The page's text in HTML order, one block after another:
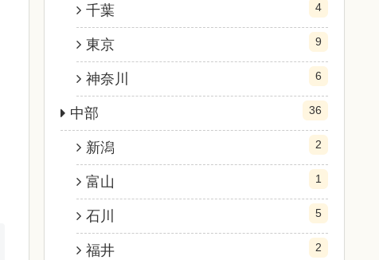
千葉 4
東京 9
神奈川 6
中部 36
新潟 2
富山 1
石川 5
福井 2